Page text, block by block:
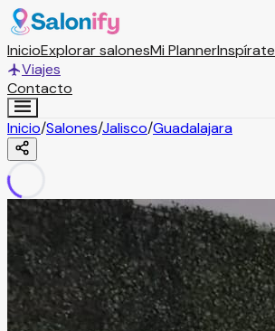
InicioExplorar salonesMi PlannerInspírate
Viajes
Contacto
Inicio/Salones/Jalisco/Guadalajara